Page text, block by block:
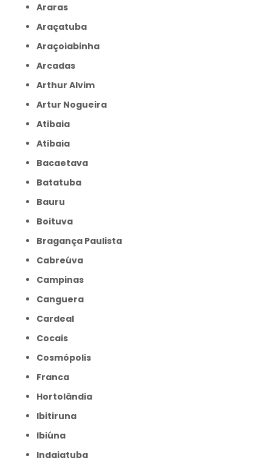
Araras
Araçatuba
Araçoiabinha
Arcadas
Arthur Alvim
Artur Nogueira
Atibaia
Atibaia
Bacaetava
Batatuba
Bauru
Boituva
Bragança Paulista
Cabreúva
Campinas
Canguera
Cardeal
Cocais
Cosmópolis
Franca
Hortolândia
Ibitiruna
Ibiúna
Indaiatuba